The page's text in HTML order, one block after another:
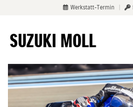
Werkstatt-Termin